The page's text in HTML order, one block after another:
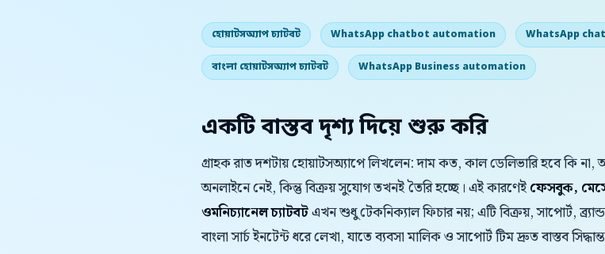
হোয়াটসঅ্যাপ চ্যাটবট WhatsApp chatbot automation WhatsApp
বাংলা হোয়াটসঅ্যাপ চ্যাটবট WhatsApp Business automation
একটি বাস্তব দৃশ্য দিয়ে শুরু করি
গ্রাহক রাত দশটায় হোয়াটসঅ্যাপে লিখলেন: দাম কত, কাল ডেলিভারি হবে কি
অনলাইনে নেই, কিন্তু বিক্রয় সুযোগ তখনই তৈরি হচ্ছে। এই কারণেইফেসবুক,
ওমনিচ্যানেল চ্যাটবটএখন শুধু টেকনিক্যাল ফিচার নয়; এটি বিক্রয়, সাপোর্ট,
বাংলা সার্চ ইনটেন্ট ধরে লেখা, যাতে ব্যবসা মালিক ও সাপোর্ট টিম দ্রুত বাস্তব